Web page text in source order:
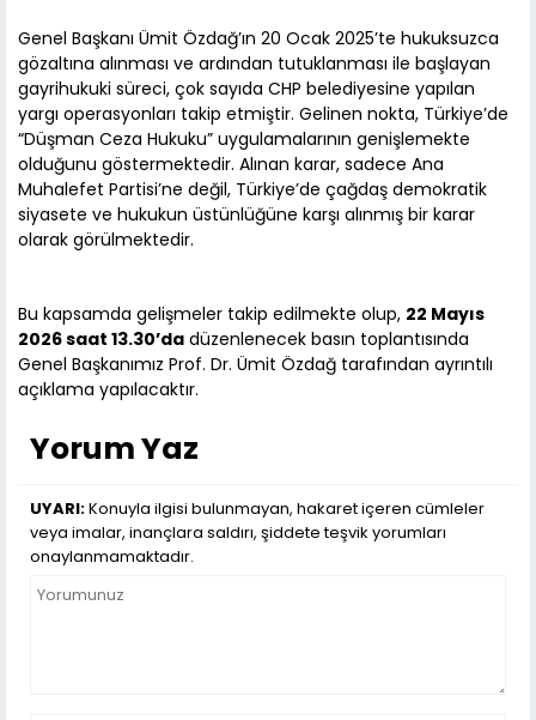
Genel Başkanı Ümit Özdağ’ın 20 Ocak 2025’te hukuksuzca
gözaltına alınması ve ardından tutuklanması ile başlayan
gayrihukuki süreci, çok sayıda CHP belediyesine yapılan
yargı operasyonları takip etmiştir. Gelinen nokta, Türkiye’de
“Düşman Ceza Hukuku” uygulamalarının genişlemekte
olduğunu göstermektedir. Alınan karar, sadece Ana
Muhalefet Partisi’ne değil, Türkiye’de çağdaş demokratik
siyasete ve hukukun üstünlüğüne karşı alınmış bir karar
olarak görülmektedir.
Bu kapsamda gelişmeler takip edilmekte olup, 22 Mayıs
2026 saat 13.30’da düzenlenecek basın toplantısında
Genel Başkanımız Prof. Dr. Ümit Özdağ tarafından ayrıntılı
açıklama yapılacaktır.
Yorum Yaz
UYARI:Konuyla ilgisi bulunmayan, hakaret içeren cümleler
veya imalar, inançlara saldırı, şiddete teşvik yorumları
onaylanmamaktadır.